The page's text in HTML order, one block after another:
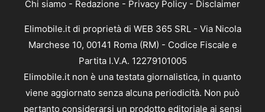
Chi siamo - Redazione - Privacy Policy - Disclaimer
Elimobile.it di proprietà di WEB 365 SRL - Via Nicola
Marchese 10, 00141 Roma (RM) - Codice Fiscale e
Partita I.V.A. 12279101005
Elimobile.it non è una testata giornalistica, in quanto
viene aggiornato senza alcuna periodicità. Non può
pertanto considerarsi un prodotto editoriale ai sensi